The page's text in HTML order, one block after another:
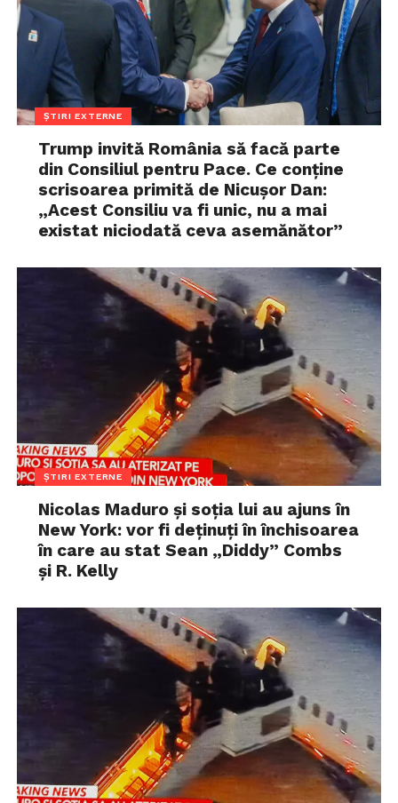
ȘTIRI EXTERNE
Trump invită România să facă parte
din Consiliul pentru Pace. Ce conține
scrisoarea primită de Nicușor Dan:
„Acest Consiliu va fi unic, nu a mai
existat niciodată ceva asemănător”
ȘTIRI EXTERNE
Nicolas Maduro și soția lui au ajuns în
New York: vor fi deținuți în închisoarea
în care au stat Sean „Diddy” Combs
și R. Kelly